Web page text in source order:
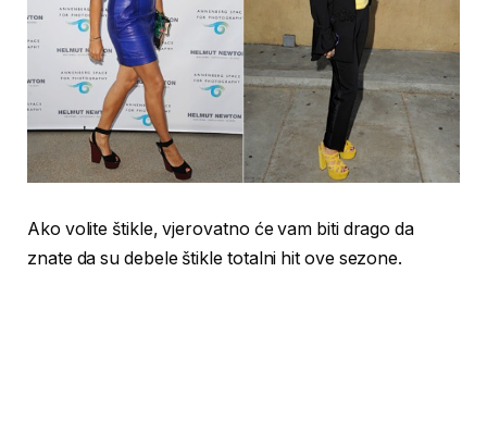
Ako volite štikle, vjerovatno će vam biti drago da
znate da su debele štikle totalni hit ove sezone.